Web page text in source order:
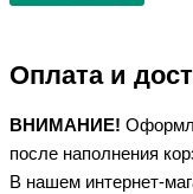
Оплата и
ВНИМАНИЕ!
после наполнения
В нашем интернет-